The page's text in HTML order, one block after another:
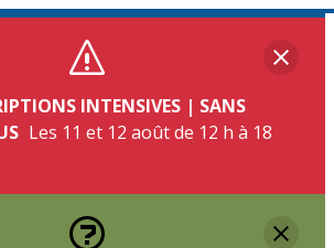
INTENSIVES | SANS
Les 11 et 12 août de 12 h à 18